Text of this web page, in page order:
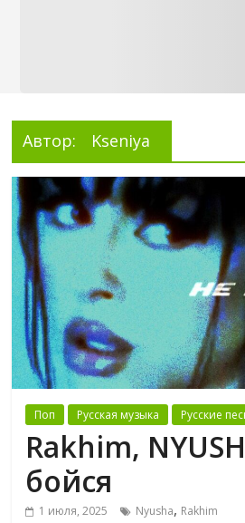
Автор: Kseniya
Поп Русская музыка Русские
Rakhim,
бойся
1 июля, 2025 Nyusha, Rakhim